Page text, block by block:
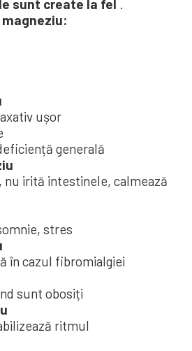
sunt create la fel .
ușor
generală
irită intestinele, calmează
stres
în cazul fibromialgiei
sunt obosiți
ritmul